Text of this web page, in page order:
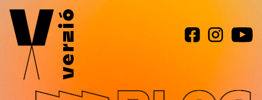
Jump to navigation